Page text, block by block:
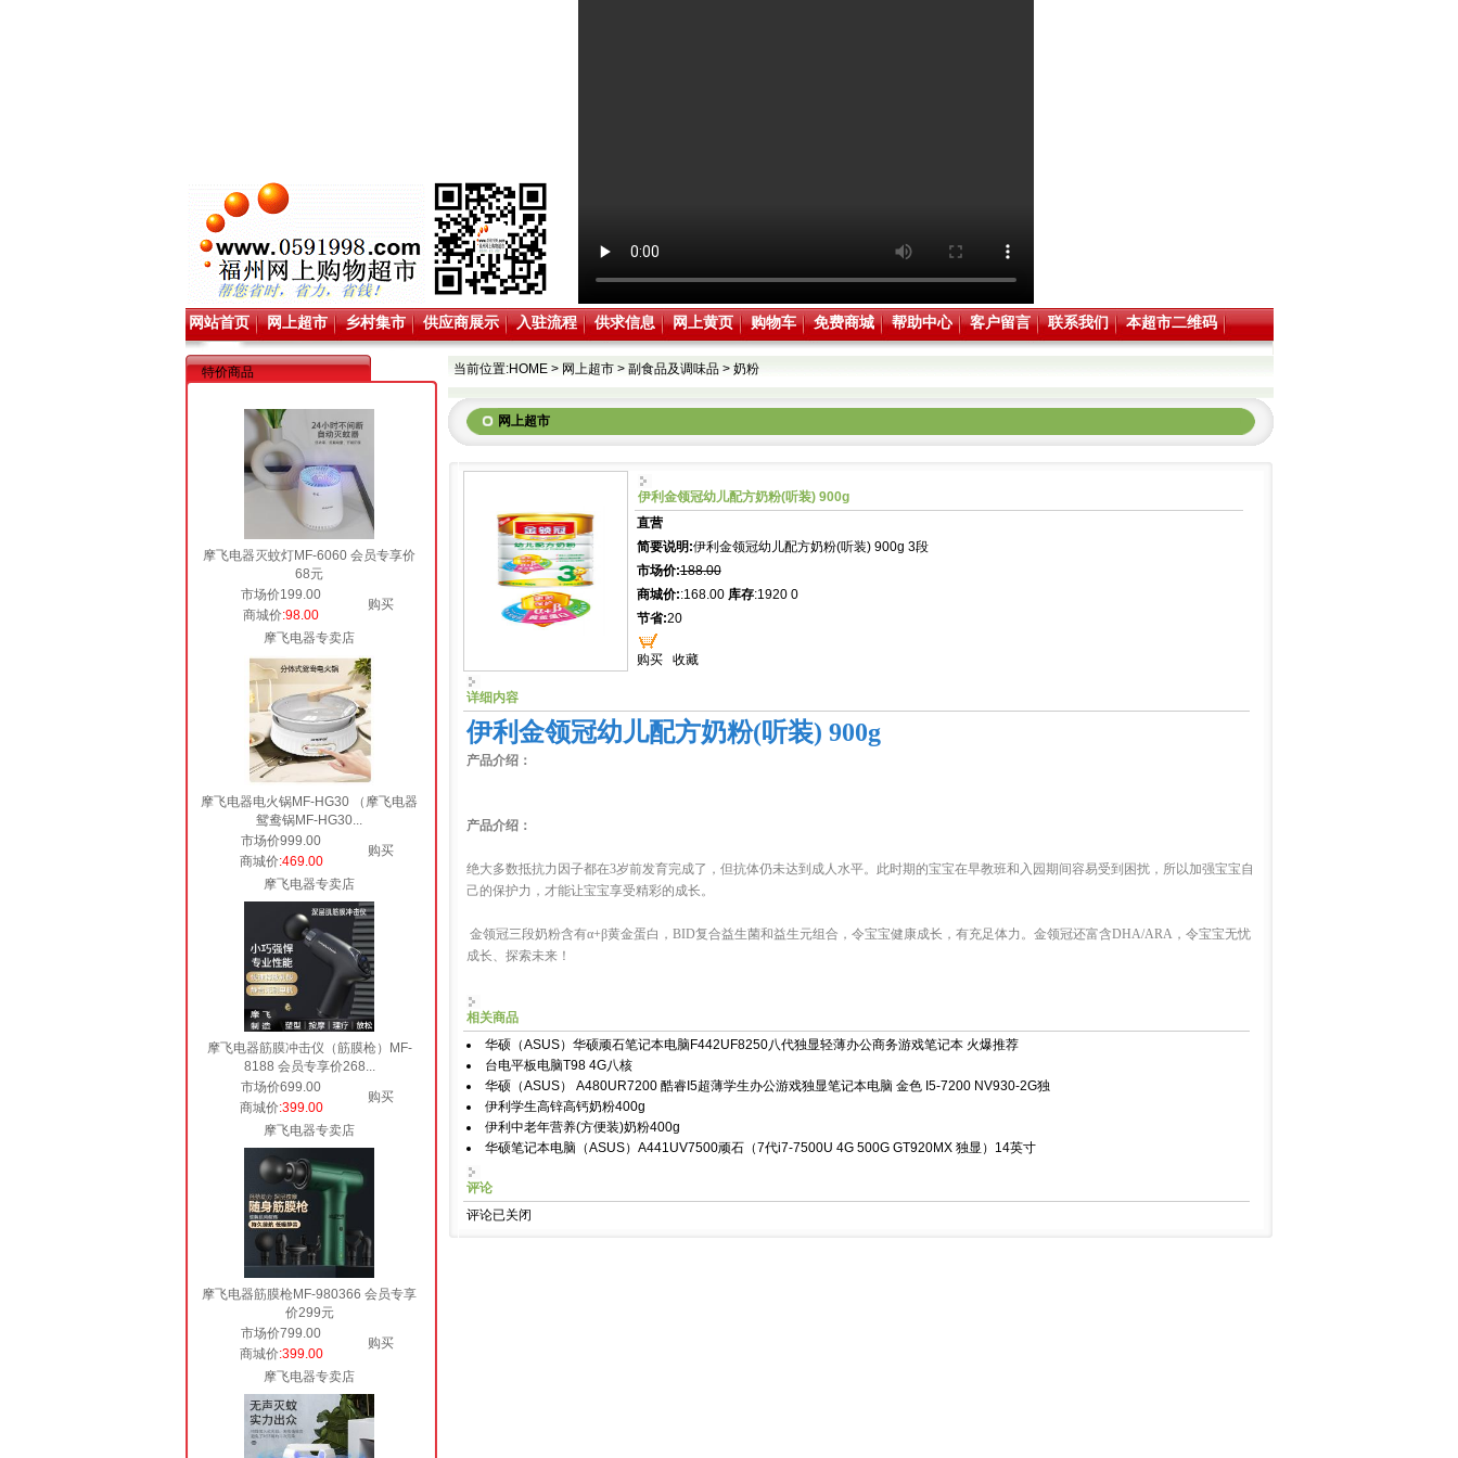
网站首页 网上超市 乡村集市 供应商展示 入驻流程 供求信息 网上黄页 购物车 免费商城 帮助中心 客户留言 联系我们 本超市二维码
特价商品
摩飞电器灭蚊灯MF-6060 会员专享价
68元
市场价199.00
购买
商城价:98.00
摩飞电器专卖店
摩飞电器电火锅MF-HG30 （摩飞电器
鸳鸯锅MF-HG30...
市场价999.00
购买
商城价:469.00
摩飞电器专卖店
摩飞电器筋膜冲击仪（筋膜枪）MF-
8188 会员专享价268...
市场价699.00
购买
商城价:399.00
摩飞电器专卖店
摩飞电器筋膜枪MF-980366 会员专享
价299元
市场价799.00
购买
商城价:399.00
摩飞电器专卖店
当前位置:HOME> 网上超市> 副食品及调味品> 奶粉
网上超市
伊利金领冠幼儿配方奶粉(听装) 900g
直营
简要说明:伊利金领冠幼儿配方奶粉(听装) 900g 3段
市场价:188.00
商城价::168.00 库存:1920 0
节省:20
购买 收藏
详细内容
伊利金领冠幼儿配方奶粉(听装) 900g
产品介绍：
产品介绍：
绝大多数抵抗力因子都在3岁前发育完成了，但抗体仍未达到成人水平。此时期的宝宝在早教班和入园期间容易受到困扰，所以加强宝宝自
己的保护力，才能让宝宝享受精彩的成长。
金领冠三段奶粉含有α+β黄金蛋白，BID复合益生菌和益生元组合，令宝宝健康成长，有充足体力。金领冠还富含DHA/ARA，令宝宝无忧
成长、探索未来！
相关商品
华硕（ASUS）华硕顽石笔记本电脑F442UF8250八代独显轻薄办公商务游戏笔记本 火爆推荐
台电平板电脑T98 4G八核
华硕（ASUS） A480UR7200 酷睿I5超薄学生办公游戏独显笔记本电脑 金色 I5-7200 NV930-2G独
伊利学生高锌高钙奶粉400g
伊利中老年营养(方便装)奶粉400g
华硕笔记本电脑（ASUS）A441UV7500顽石（7代i7-7500U 4G 500G GT920MX 独显）14英寸
评论
评论已关闭